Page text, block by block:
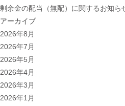
剰余金の配当（無配）に関するお知ら
アーカイブ
2026年8月
2026年7月
2026年5月
2026年4月
2026年3月
2026年1月